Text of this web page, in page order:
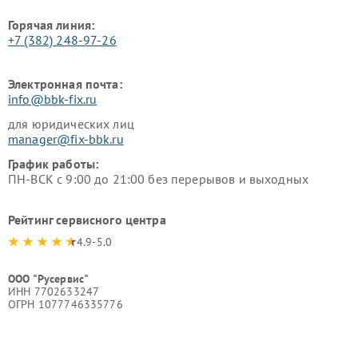
Горячая линия:
+7 (382) 248-97-26
Электронная почта:
info@bbk-fix.ru
для юридических лиц
manager@fix-bbk.ru
График работы:
ПН-ВСК с 9:00 до 21:00 без перерывов и выходных
Рейтинг сервисного центра
4.9-5.0
ООО "Русервис"
ИНН 7702633247
ОГРН 1077746335776